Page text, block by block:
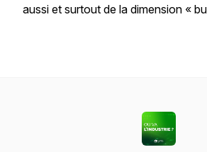
aussi et surtout de la dimension «